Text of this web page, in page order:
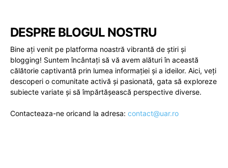
DESPRE BLOGUL NOSTRU
Bine ați venit pe platforma noastră vibrantă de știri și
blogging! Suntem încântați să vă avem alături în această
călătorie captivantă prin lumea informației și a ideilor. Aici, veți
descoperi o comunitate activă și pasionată, gata să exploreze
subiecte variate și să împărtășească perspective diverse.
Contacteaza-ne oricand la adresa: contact@uar.ro